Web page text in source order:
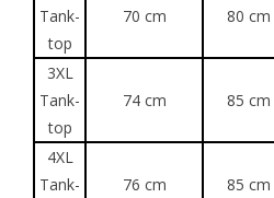
Tank-
top
70 cm 80 cm
3XL
Tank-
top
74 cm 85 cm
4XL
Tank-
76 cm 85 cm